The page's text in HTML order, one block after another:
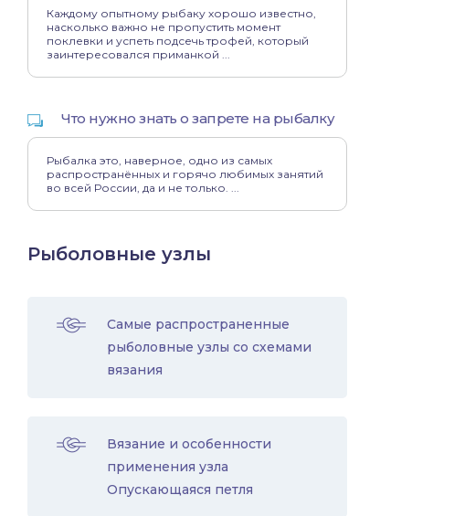
Каждому опытному рыбаку хорошо известно,
насколько важно не пропустить момент
поклевки и успеть подсечь трофей, который
заинтересовался приманкой ...
Что нужно знать о запрете на рыбалку
Рыбалка это, наверное, одно из самых
распространённых и горячо любимых занятий
во всей России, да и не только. ...
Рыболовные узлы
Самые распространенные
рыболовные узлы со схемами
вязания
Вязание и особенности
применения узла
Опускающаяся петля